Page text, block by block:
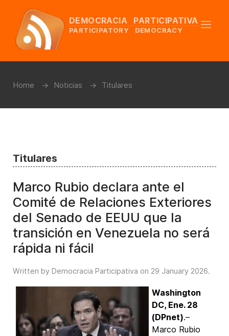
DEMOCRACIA PARTICIPATIVA
PARTICIPATORY DEMOCRACY
Home Noticias Titulares
Titulares
Marco Rubio declara ante el
Comité de Relaciones Exteriores
del Senado de EEUU que la
transición en Venezuela no será
rápida ni fácil
Written by Democracia Participativa on 29 January 2026.
Washington
DC, Ene. 28
(DPnet).–
Marco Rubio